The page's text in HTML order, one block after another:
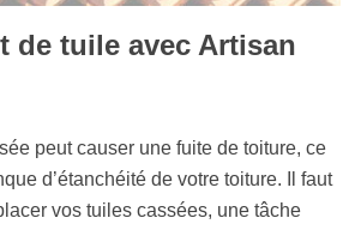
de tuile avec Artisan
peut causer une fuite de toiture, ce
d’étanchéité de votre toiture. Il faut
vos tuiles cassées, une tâche